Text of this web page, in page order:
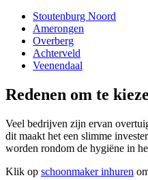
Stoutenburg Noord
Amerongen
Overberg
Achterveld
Veenendaal
Redenen om te
Veel bedrijven zijn ervan
dit maakt het een slimme
worden rondom de hygiëne in
Klik op schoonmaker inhuren